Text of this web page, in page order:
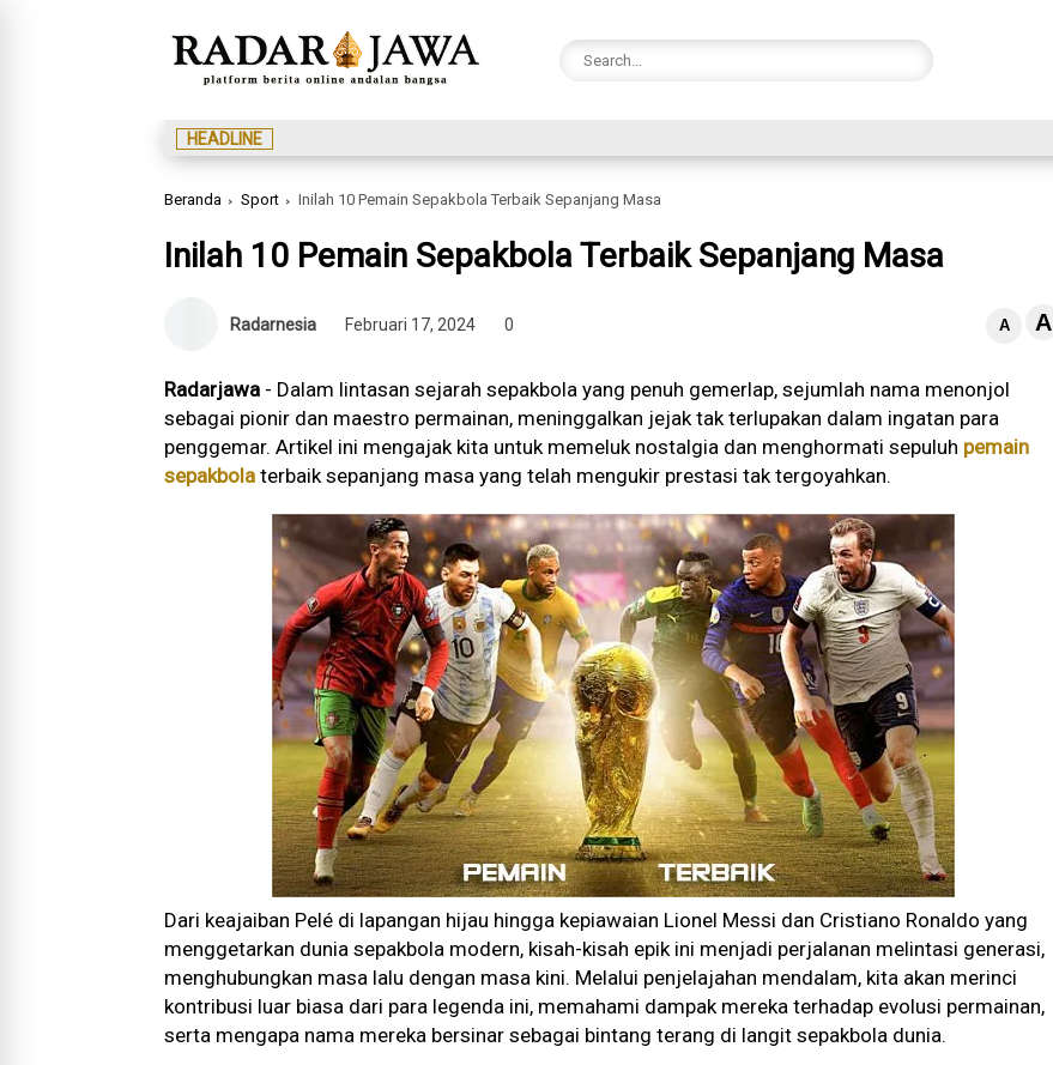
HEADLINE
Beranda Sport Inilah 10 Pemain Sepakbola Terbaik Sepanjang Masa
Inilah 10 Pemain Sepakbola Terbaik Sepanjang Masa
Radarnesia Februari 17, 2024 0 A A
Radarjawa - Dalam lintasan sejarah sepakbola yang penuh gemerlap, sejumlah nama menonjol
sebagai pionir dan maestro permainan, meninggalkan jejak tak terlupakan dalam ingatan para
penggemar. Artikel ini mengajak kita untuk memeluk nostalgia dan menghormati sepuluh pemain
sepakbola terbaik sepanjang masa yang telah mengukir prestasi tak tergoyahkan.
Dari keajaiban Pelé di lapangan hijau hingga kepiawaian Lionel Messi dan Cristiano Ronaldo yang
menggetarkan dunia sepakbola modern, kisah-kisah epik ini menjadi perjalanan melintasi generasi,
menghubungkan masa lalu dengan masa kini. Melalui penjelajahan mendalam, kita akan merinci
kontribusi luar biasa dari para legenda ini, memahami dampak mereka terhadap evolusi permainan,
serta mengapa nama mereka bersinar sebagai bintang terang di langit sepakbola dunia.